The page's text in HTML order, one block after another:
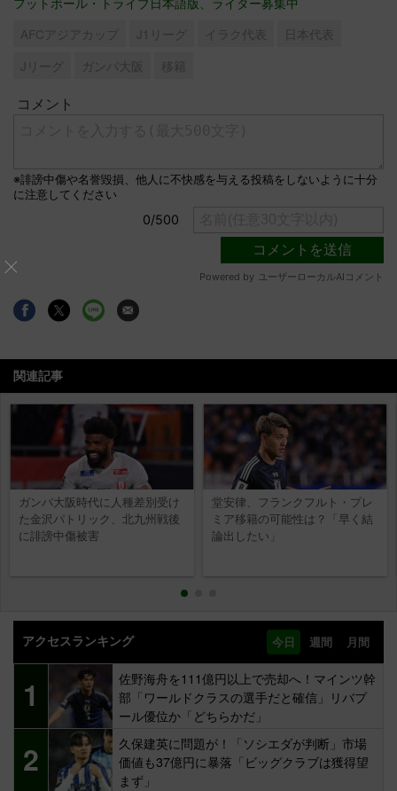
AFCアジアカップ J1リーグ イラク代表
日本代表
Jリーグ
ガンバ大阪 移籍
関連記事
ガンバ大阪時代に人種差別受け
た金沢パトリック、北九州戦後
に誹謗中傷被害
堂安律、フランクフルト・プレ
ミア移籍の可能性は？「早く結
論出したい」
アクセスランキング 今日 週間 月間
1
佐野海舟を111億円以上で売却へ！マインツ幹
部「ワールドクラスの選手だと確信」リバプ
ール優位か「どちらかだ」
2
久保建英に問題が！「ソシエダが判断」市場
価値も37億円に暴落「ビッグクラブは獲得望
まず」